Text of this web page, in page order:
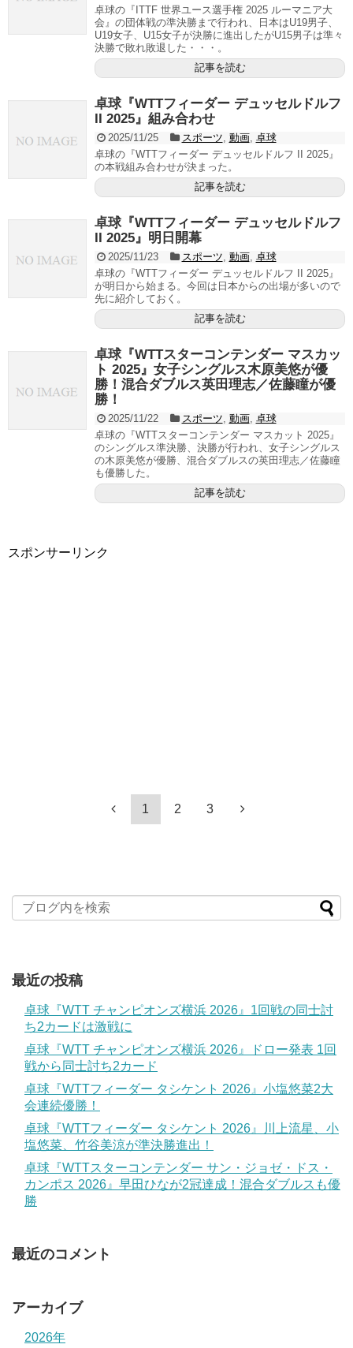
卓球の『ITTF 世界ユース選手権 2025 ルーマニア大
会』の団体戦の準決勝まで行われ、日本はU19男子、
U19女子、U15女子が決勝に進出したがU15男子は準々
決勝で敗れ敗退した・・・。
記事を読む
卓球『WTTフィーダー デュッセルドルフ
II 2025』組み合わせ
2025/11/25 スポーツ 動画, 卓球
卓球の『WTTフィーダー デュッセルドルフ II 2025』
の本戦組み合わせが決まった。
記事を読む
卓球『WTTフィーダー デュッセルドルフ
II 2025』明日開幕
2025/11/23 スポーツ 動画, 卓球
卓球の『WTTフィーダー デュッセルドルフ II 2025』
が明日から始まる。今回は日本からの出場が多いので
先に紹介しておく。
記事を読む
卓球『WTTスターコンテンダー マスカッ
ト 2025』女子シングルス木原美悠が優
勝！混合ダブルス英田理志／佐藤瞳が優
勝！
2025/11/22 スポーツ 動画, 卓球
卓球の『WTTスターコンテンダー マスカット 2025』
のシングルス準決勝、決勝が行われ、女子シングルス
の木原美悠が優勝、混合ダブルスの英田理志／佐藤瞳
も優勝した。
記事を読む
スポンサーリンク
1 2 3
最近の投稿
卓球『WTT チャンピオンズ横浜 2026』1回戦の同士討
ち2カードは激戦に
卓球『WTT チャンピオンズ横浜 2026』ドロー発表 1回
戦から同士討ち2カード
卓球『WTTフィーダー タシケント 2026』小塩悠菜2大
会連続優勝！
卓球『WTTフィーダー タシケント 2026』川上流星、小
塩悠菜、竹谷美涼が準決勝進出！
卓球『WTTスターコンテンダー サン・ジョゼ・ドス・
カンポス 2026』早田ひなが2冠達成！混合ダブルスも優
勝
最近のコメント
アーカイブ
2026年